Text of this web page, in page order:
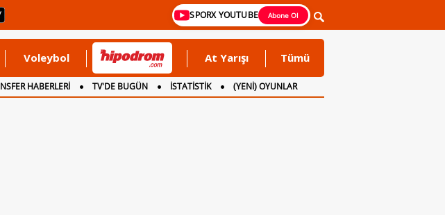
SPORX YOUTUBE Abone Ol
Voleybol At Yarışı Tümü
HABERLERİ TV'DE BUGÜN İSTATİSTİK
(YENİ) OYUNLAR